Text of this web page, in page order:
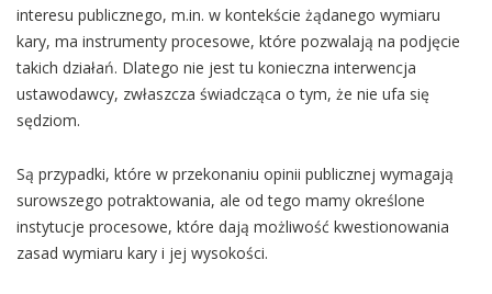
interesu publicznego, m.in. w kontekście żądanego wymiaru
kary, ma instrumenty procesowe, które pozwalają na podjęcie
takich działań. Dlatego nie jest tu konieczna interwencja
ustawodawcy, zwłaszcza świadcząca o tym, że nie ufa się
sędziom.
Są przypadki, które w przekonaniu opinii publicznej wymagają
surowszego potraktowania, ale od tego mamy określone
instytucje procesowe, które dają możliwość kwestionowania
zasad wymiaru kary i jej wysokości.